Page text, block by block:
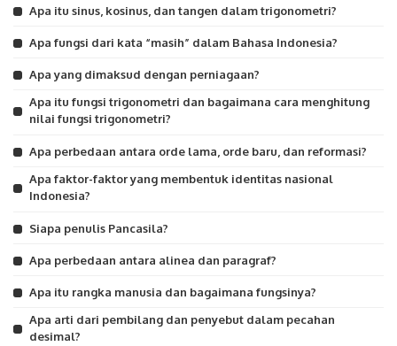
Apa itu sinus, kosinus, dan tangen dalam trigonometri?
Apa fungsi dari kata “masih” dalam Bahasa Indonesia?
Apa yang dimaksud dengan perniagaan?
Apa itu fungsi trigonometri dan bagaimana cara menghitung
nilai fungsi trigonometri?
Apa perbedaan antara orde lama, orde baru, dan reformasi?
Apa faktor-faktor yang membentuk identitas nasional
Indonesia?
Siapa penulis Pancasila?
Apa perbedaan antara alinea dan paragraf?
Apa itu rangka manusia dan bagaimana fungsinya?
Apa arti dari pembilang dan penyebut dalam pecahan
desimal?